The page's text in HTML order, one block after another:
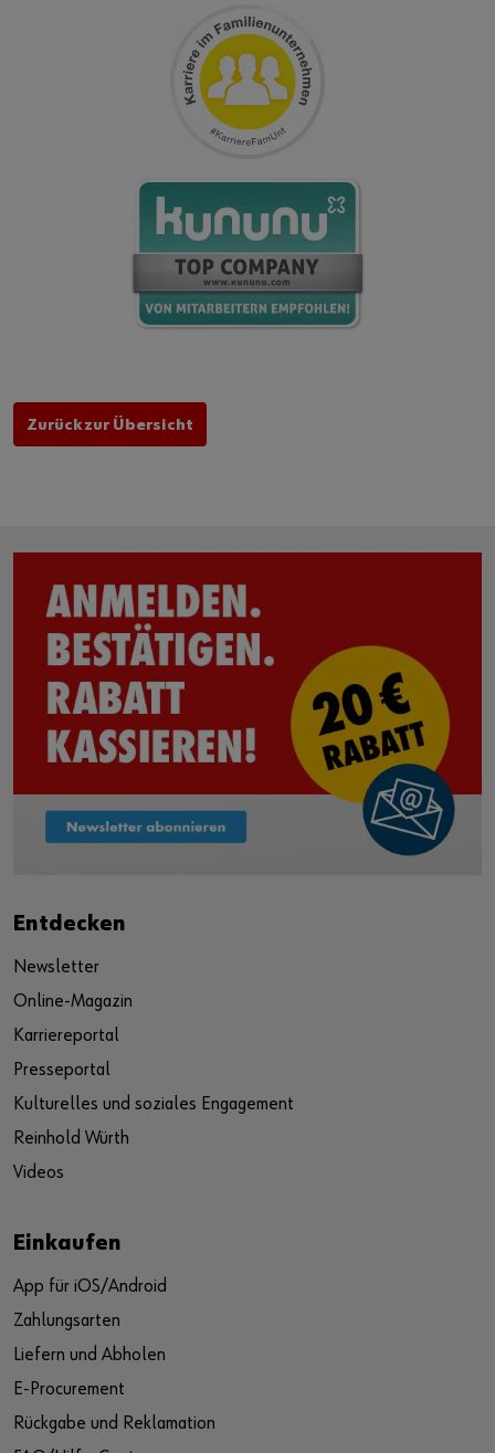
Zurück zur Übersicht
Entdecken
Newsletter
Online-Magazin
Karriereportal
Presseportal
Kulturelles und soziales Engagement
Reinhold Würth
Videos
Einkaufen
App für iOS/Android
Zahlungsarten
Liefern und Abholen
E-Procurement
Rückgabe und Reklamation